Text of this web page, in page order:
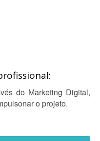
do Marketing Digital,
o projeto.